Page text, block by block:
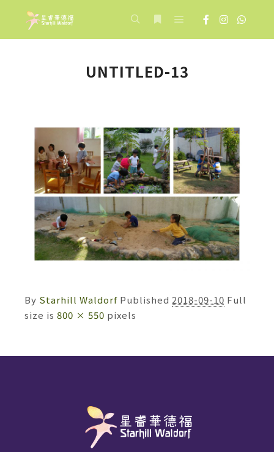
UNTITLED-13
By Starhill Waldorf Published 2018-09-10 Full
size is 800 × 550 pixels